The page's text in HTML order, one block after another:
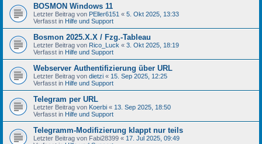
BOSMON Windows 11
Letzter Beitrag von PEller6151 « 5. Okt 2025, 13:33
Verfasst in Hilfe und Support
Bosmon 2025.X.X / Fzg.-Tableau
Letzter Beitrag von Rico_Luck « 3. Okt 2025, 18:19
Verfasst in Hilfe und Support
Webserver Authentifizierung über URL
Letzter Beitrag von dietzi « 15. Sep 2025, 12:25
Verfasst in Hilfe und Support
Telegram per URL
Letzter Beitrag von Koerbi « 13. Sep 2025, 18:50
Verfasst in Hilfe und Support
Telegramm-Modifizierung klappt nur teils
Letzter Beitrag von Fabi28399 « 17. Jul 2025, 09:49